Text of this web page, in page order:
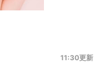
11:30更新